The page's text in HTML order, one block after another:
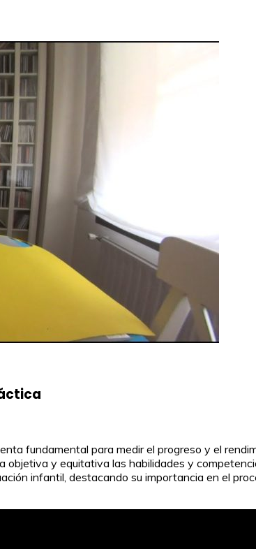
fundamental para medir el progreso y el
y equitativa las habilidades y
infantil, destacando su importancia en el